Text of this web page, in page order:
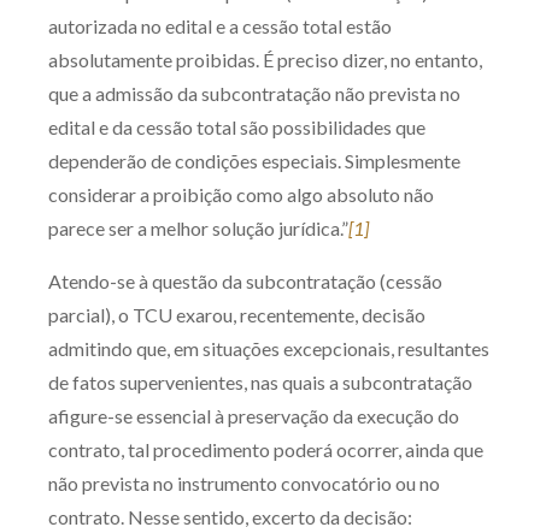
autorizada no edital e a cessão total estão
absolutamente proibidas. É preciso dizer, no entanto,
que a admissão da subcontratação não prevista no
edital e da cessão total são possibilidades que
dependerão de condições especiais. Simplesmente
considerar a proibição como algo absoluto não
parece ser a melhor solução jurídica.”[1]
Atendo-se à questão da subcontratação (cessão
parcial), o TCU exarou, recentemente, decisão
admitindo que, em situações excepcionais, resultantes
de fatos supervenientes, nas quais a subcontratação
afigure-se essencial à preservação da execução do
contrato, tal procedimento poderá ocorrer, ainda que
não prevista no instrumento convocatório ou no
contrato. Nesse sentido, excerto da decisão: